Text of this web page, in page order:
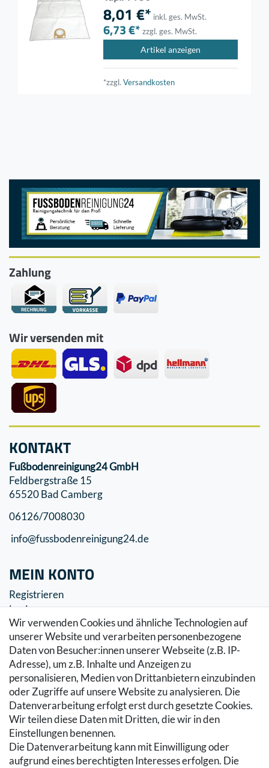
8,01 €* inkl. ges. MwSt.
6,73 €* zzgl. ges. MwSt.
Artikel anzeigen
*zzgl.Versandkosten
Zahlung
Wir versenden mit
Wir verwenden Cookies und ähnliche Technologien auf
unserer Website und verarbeiten personenbezogene
Daten von Besucher:innen unserer Webseite (z.B. IP-
Adresse), um z.B. Inhalte und Anzeigen zu
personalisieren, Medien von Drittanbietern einzubinden
oder Zugriffe auf unsere Website zu analysieren. Die
Datenverarbeitung erfolgt erst durch gesetzte Cookies.
Wir teilen diese Daten mit Dritten, die wir in den
Einstellungen benennen.
Die Datenverarbeitung kann mit Einwilligung oder
aufgrund eines berechtigten Interesses erfolgen. Die
KONTAKT
Fußbodenreinigung24 GmbH
Feldbergstraße 15
65520 Bad Camberg
06126/7008030
info@fussbodenreinigung24.de
MEIN KONTO
Registrieren
Login
SERVICE
Zahlung & Versand
Warenkorb
Zur Kasse
Hilfe
RECHTLICHES
Kontakt